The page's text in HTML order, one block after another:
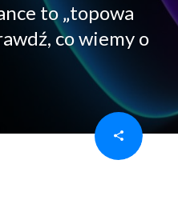
to „topowa
co wiemy o